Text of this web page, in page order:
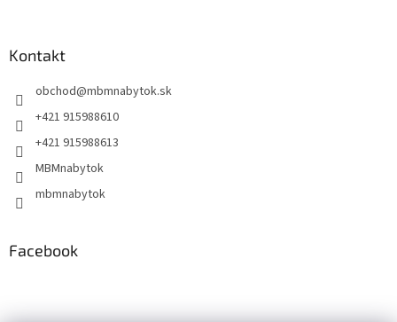
Kontakt
obchod@mbmnabytok.sk
+421 915988610
+421 915988613
MBMnabytok
mbmnabytok
Facebook